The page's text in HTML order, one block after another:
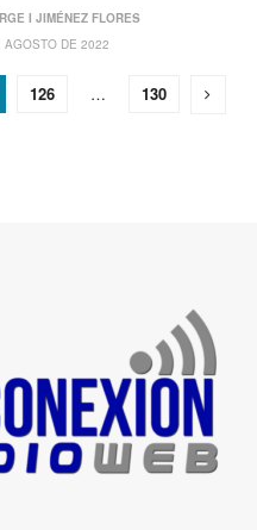
I JIMÉNEZ FLORES
AGOSTO DE 2022
126 … 130